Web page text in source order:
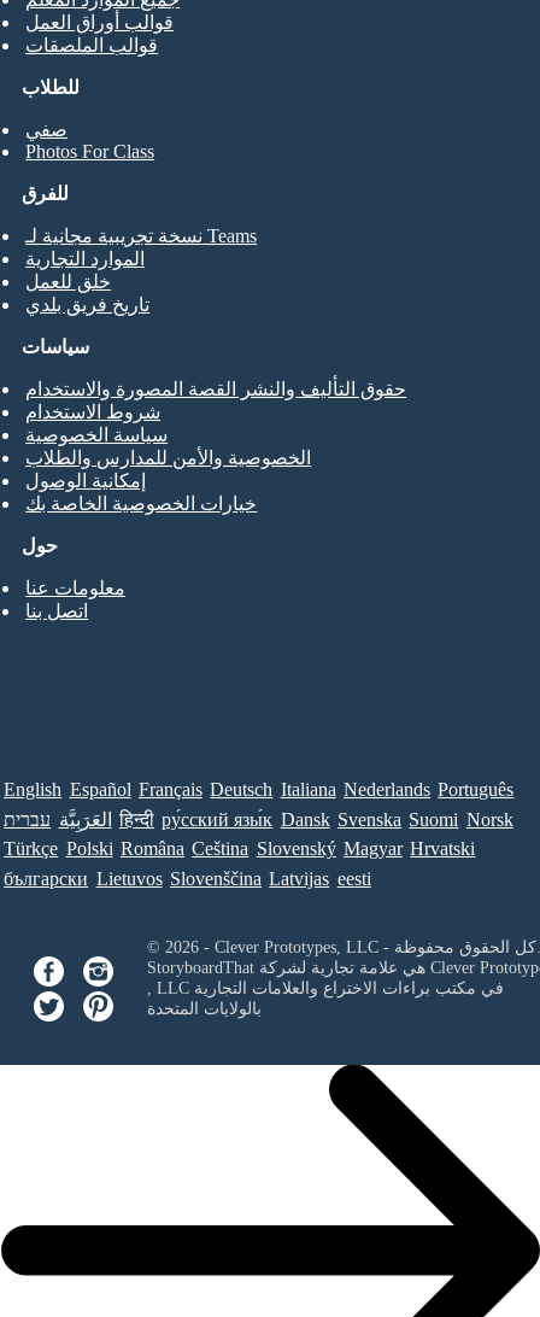
للطلاب
صفي
Photos For Class
قوالب أوراق العمل
قوالب الملصقات
للفرق
نسخة تجريبية مجانية لـ Teams
الموارد التجارية
خلق للعمل
تاريخ فريق بلدي
حول
معلومات عنا
اتصل بنا
سياسات
حقوق التأليف والنشر القصة المصورة والاستخدام
شروط الاستخدام
سياسة الخصوصية
الخصوصية والأمن للمدارس والطلاب
إمكانية الوصول
خيارات الخصوصية الخاصة بك
English Español Français Deutsch Italiana Nederlands Português
עברית العَرَبِيَّة हिन्दी ру́сский язы́к Dansk Svenska Suomi Norsk
Türkçe Polski Româna Ceština Slovenský Magyar Hrvatski
български Lietuvos Slovenščina Latvijas eesti
© 2026 - Clever Prototypes, LLC - كل الحقوق محفوظة.
StoryboardThat هي علامة تجارية لشركة Clever
, LLCفي مكتب براءات الاختراع والعلامات التجارية
بالولايات المتحدة